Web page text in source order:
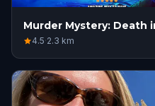
Murder Mystery: Death
4.5·2.3 km